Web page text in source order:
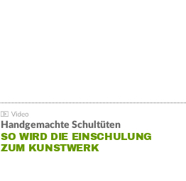
Handgemachte Schultüten
SO WIRD DIE EINSCHULUNG
ZUM KUNSTWERK